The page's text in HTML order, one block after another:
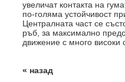
увеличат контакта на
по-голяма устойчивост
Централната част се
ръб, за максимално
движение с много високи
« назад